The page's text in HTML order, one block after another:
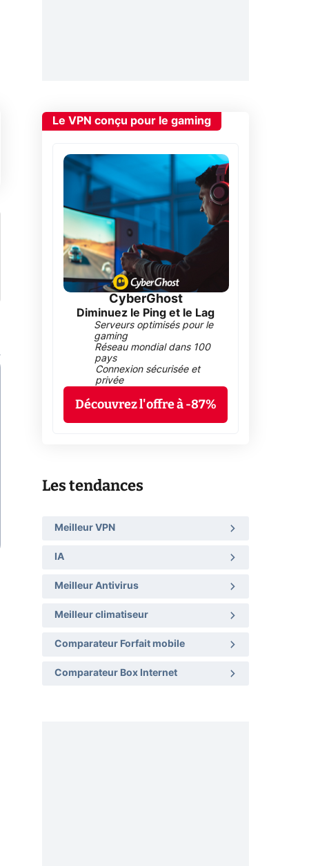
Le VPN conçu pour le gaming
CyberGhost
Diminuez le Ping et le Lag
Serveurs optimisés pour le
gaming
Réseau mondial dans 100
pays
Connexion sécurisée et
privée
Découvrez l'offre à -87%
Les tendances
Meilleur VPN
IA
Meilleur Antivirus
Meilleur climatiseur
Comparateur Forfait mobile
Comparateur Box Internet